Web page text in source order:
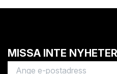
MISSA INTE